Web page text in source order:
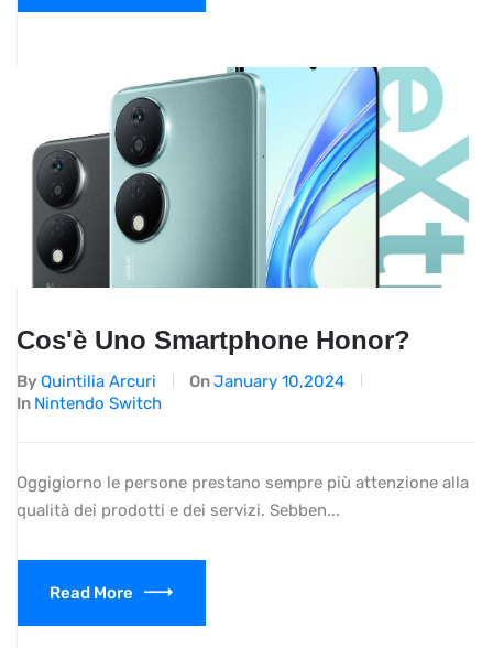
Cos'è Uno Smartphone Honor?
By Quintilia Arcuri OnJanuary 10,2024
In Nintendo Switch
Oggigiorno le persone prestano sempre più attenzione alla
qualità dei prodotti e dei servizi. Sebben...
Read More